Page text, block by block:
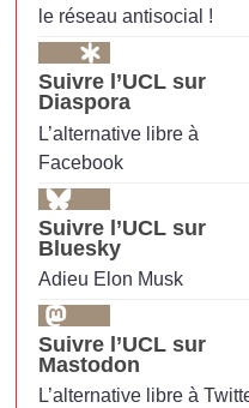
le réseau antisocial !
Suivre l’UCL sur
Diaspora
L’alternative libre à
Facebook
Suivre l’UCL sur
Bluesky
Adieu Elon Musk
Suivre l’UCL sur
Mastodon
L’alternative libre à